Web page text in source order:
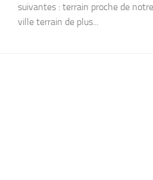
suivantes : terrain proche de
ville terrain de plus...